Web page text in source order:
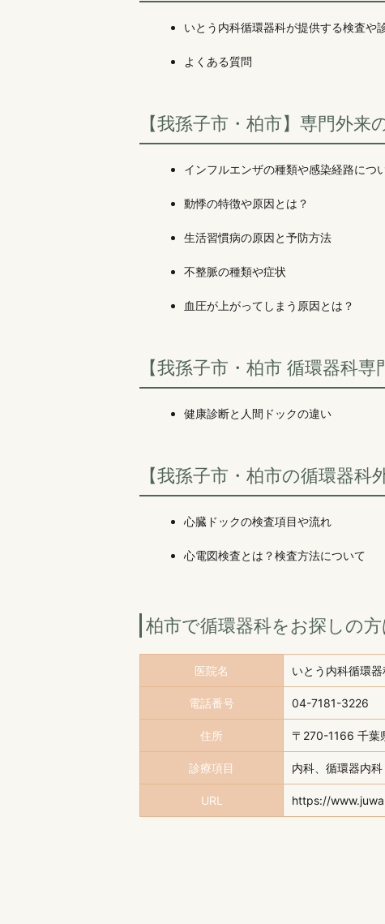
いとう内科循環器科が提供する検査や
よくある質問
【我孫子市・柏市】専門外
インフルエンザの種類や感染経路につ
動悸の特徴や原因とは？
生活習慣病の原因と予防方法
不整脈の種類や症状
血圧が上がってしまう原因とは？
【我孫子市・柏市 循環器科
健康診断と人間ドックの違い
【我孫子市・柏市の循環器
心臓ドックの検査項目や流れ
心電図検査とは？検査方法について
柏市で循環器科をお探しの
医院名 いとう内科循環器
電話番号 04-7181-3226
住所 〒270-1166 千葉
診療項目 内科、循環器内科
URL https://